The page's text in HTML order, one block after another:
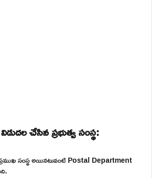
చేసిన ప్రభుత్వ సంస్థ:
సంస్థ అయినటువంటి Postal Department